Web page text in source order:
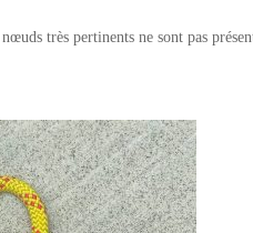
très pertinents ne sont pas